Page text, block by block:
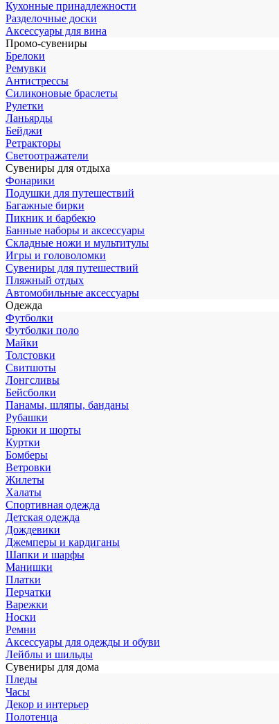
Кухонные принадлежности
Разделочные доски
Аксессуары для вина
Промо-сувениры
Брелоки
Ремувки
Антистрессы
Силиконовые браслеты
Рулетки
Ланьярды
Бейджи
Ретракторы
Светоотражатели
Сувениры для отдыха
Фонарики
Подушки для путешествий
Багажные бирки
Пикник и барбекю
Банные наборы и аксессуары
Складные ножи и мультитулы
Игры и головоломки
Сувениры для путешествий
Пляжный отдых
Автомобильные аксессуары
Одежда
Футболки
Футболки поло
Майки
Толстовки
Свитшоты
Лонгсливы
Бейсболки
Панамы, шляпы, банданы
Рубашки
Брюки и шорты
Куртки
Бомберы
Ветровки
Жилеты
Халаты
Спортивная одежда
Детская одежда
Дождевики
Джемперы и кардиганы
Шапки и шарфы
Манишки
Платки
Перчатки
Варежки
Носки
Ремни
Аксессуары для одежды и обуви
Лейблы и шильды
Сувениры для дома
Пледы
Часы
Декор и интерьер
Полотенца